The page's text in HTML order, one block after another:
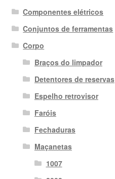
Componentes elétricos
Conjuntos de ferramentas
Corpo
Braços do limpador
Detentores de reservas
Espelho retrovisor
Faróis
Fechaduras
Maçanetas
1007